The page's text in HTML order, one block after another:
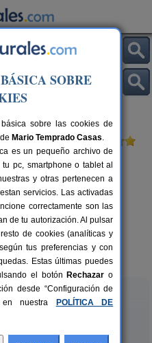
Noblejas
16+3 pers.
desde25 €
(Toledo)
SOBRE
sobre las cookies de
Mario Temprado Casas.
es un pequeño archivo de
pc, smartphone o tablet al
y otras pertenecen a
servicios. Las activadas
correctamente son las
de tu autorización. Al pulsar
de cookies (analíticas y
tus preferencias y con
Estas últimas puedes
el botón Rechazar o
desde “Configuración de
en nuestra
POLÍTICA DE